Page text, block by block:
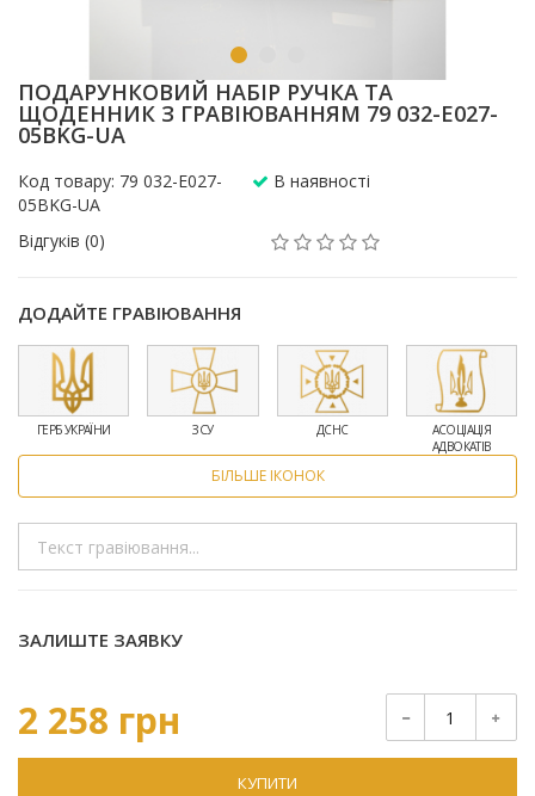
ПОДАРУНКОВИЙ НАБІР РУЧКА ТА
ЩОДЕННИК З ГРАВІЮВАННЯМ 79 032-E027-
05BKG-UA
Код товару: 79 032-E027-
05BKG-UA
В наявності
Відгуків (0)
ДОДАЙТЕ ГРАВІЮВАННЯ
ГЕРБ УКРАЇНИ ЗСУ ДСНС
АСОЦІАЦІЯ
АДВОКАТІВ
БІЛЬШЕ ІКОНОК
ЗАЛИШТЕ ЗАЯВКУ
2 258 грн
КУПИТИ